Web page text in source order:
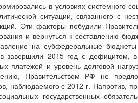
в условиях системного
ситуации, связанного с
Эти факторы побудили
и вернуться к составлению
на субфедеральные
2015 год с дефицитом, в
платежей и уровень долговой
Правительством РФ не
наблюдаемого с 2012 г. Напротив,
государственных